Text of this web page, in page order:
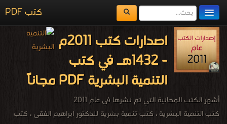
كتب PDF
مكتبة الكتب
المكتبات
يُقرأ حالياً
اضف كتاب
اصدارات كتب 2011م
- 1432هـ في كتب
التنمية البشرية PDF مجاناً
أشهر الكتب المجانية التي تم نشرها في عام 2011
كتب التنمية البشرية ، كتب تنمية بشرية للدكتور ابراهيم الفقى ، كتب